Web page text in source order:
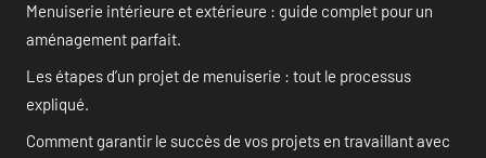
Menuiserie intérieure et extérieure : guide complet pour un
aménagement parfait.
Les étapes d’un projet de menuiserie : tout le processus
expliqué.
Comment garantir le succès de vos projets en travaillant avec